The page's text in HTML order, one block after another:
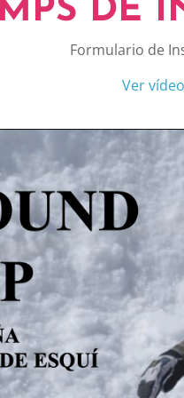
DE
Formulario de
Ver